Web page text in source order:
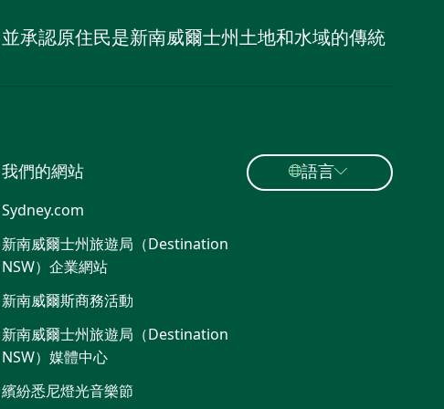
承認原住民是新南威爾士州土地和水域的傳統
我們的網站
Sydney.com
新南威爾士州旅遊局（Destination
NSW）企業網站​
新南威爾斯商務活動
新南威爾士州旅遊局（Destination
NSW）媒體中心
繽紛悉尼燈光音樂節
語言